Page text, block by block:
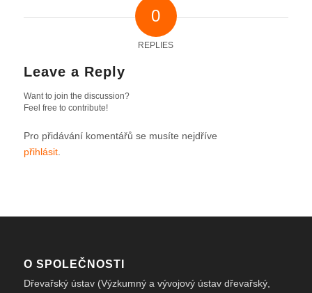
0
REPLIES
Leave a Reply
Want to join the discussion?
Feel free to contribute!
Pro přidávání komentářů se musíte nejdříve
přihlásit.
O SPOLEČNOSTI
Dřevařský ústav (Výzkumný a vývojový ústav dřevařský,